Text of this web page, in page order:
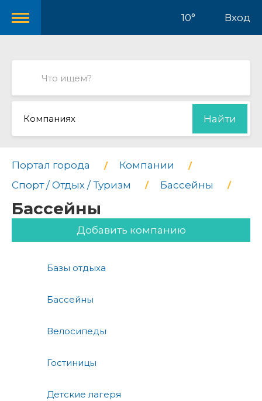
10° Вход
Компаниях Найти
Портал города
Компании
Спорт / Отдых / Туризм
Бассейны
Бассейны
Добавить компанию
Базы отдыха
Бассейны
Велосипеды
Гостиницы
Детские лагеря